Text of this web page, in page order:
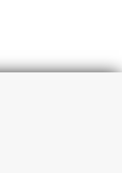
occurred